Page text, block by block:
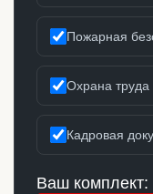
Пожарная
Охрана труда
Кадровая
Ваш комплект: